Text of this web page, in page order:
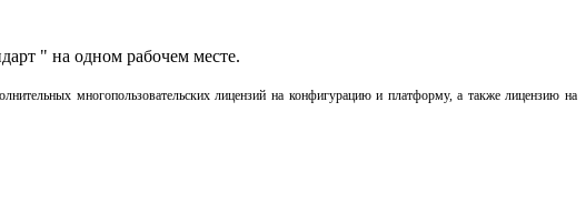
" на одном рабочем месте.
многопользовательских лицензий на конфигурацию и платформу, а также лицензию на